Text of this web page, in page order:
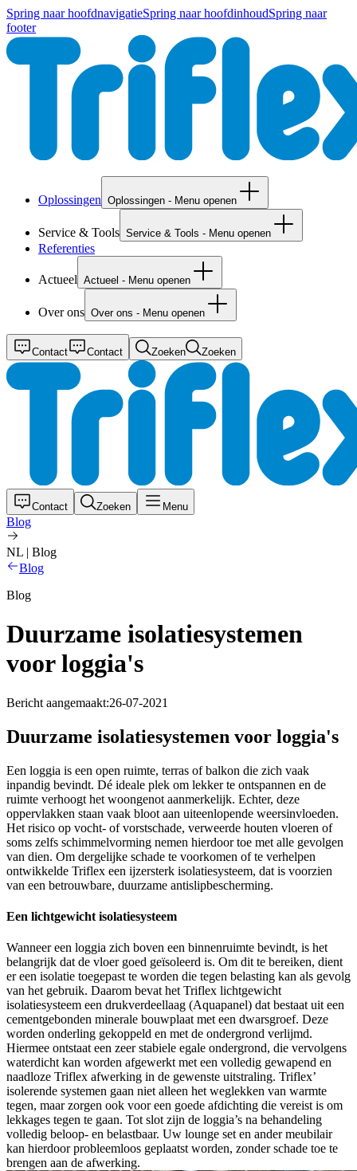
Spring naar hoofdnavigatieSpring naar hoofdinhoudSpring naar
footer
Oplossingen Oplossingen - Menu openen
Service & Tools Service & Tools - Menu openen
Referenties
Actueel Actueel - Menu openen
Over ons Over ons - Menu openen
Contact Contact Zoeken Zoeken
Contact Zoeken Menu
Blog
NL | Blog
Blog
Blog
Duurzame isolatiesystemen
voor loggia's
Bericht aangemaakt:26-07-2021
Duurzame isolatiesystemen voor loggia's
Een loggia is een open ruimte, terras of balkon die zich vaak
inpandig bevindt. Dé ideale plek om lekker te ontspannen en de
ruimte verhoogt het woongenot aanmerkelijk. Echter, deze
oppervlakken staan vaak bloot aan uiteenlopende weersinvloeden.
Het risico op vocht- of vorstschade, verweerde houten vloeren of
soms zelfs schimmelvorming nemen hierdoor toe met alle gevolgen
van dien. Om dergelijke schade te voorkomen of te verhelpen
ontwikkelde Triflex een ijzersterk isolatiesysteem, dat is voorzien
van een betrouwbare, duurzame antislipbescherming.
Een lichtgewicht isolatiesysteem
Wanneer een loggia zich boven een binnenruimte bevindt, is het
belangrijk dat de vloer goed geïsoleerd is. Om dit te bereiken, dient
er een isolatie toegepast te worden die tegen belasting kan als gevolg
van het gebruik. Daarom bevat het Triflex lichtgewicht
isolatiesysteem een drukverdeellaag (Aquapanel) dat bestaat uit een
cementgebonden minerale bouwplaat met een dwarsgroef. Deze
worden onderling gekoppeld en met de ondergrond verlijmd.
Hiermee ontstaat een zeer stabiele egale ondergrond, die vervolgens
waterdicht kan worden afgewerkt met een volledig gewapend en
naadloze Triflex afwerking in de gewenste uitstraling. Triflex’
isolerende systemen gaan niet alleen het weglekken van warmte
tegen, maar zorgen ook voor een goede afdichting die vereist is om
lekkages tegen te gaan. Tot slot zijn de loggia’s na behandeling
volledig beloop- en belastbaar. Uw lounge set en ander meubilair
kan hierdoor probleemloos geplaatst worden, zonder schade toe te
brengen aan de afwerking.